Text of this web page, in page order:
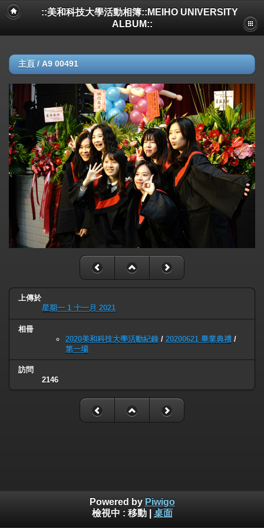
::美和科技大學活動相簿::MEIHO UNIVERSITY
ALBUM::
主頁 / A9 00491
上傳於
星期一 1 十一月 2021
相冊
2020美和科技大學活動紀錄 / 20200621 畢業典禮 /
第一場
訪問
2146
Powered by Piwigo
檢視中 : 移動| 桌面